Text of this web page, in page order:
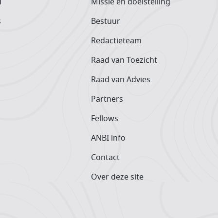
Bestuur
Redactieteam
Raad van Toezicht
Raad van Advies
Partners
Fellows
ANBI info
Contact
Over deze site